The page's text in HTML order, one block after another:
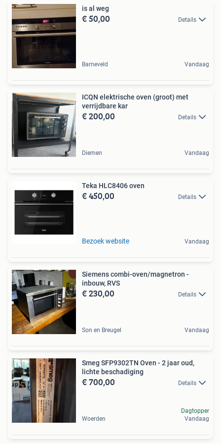
is al weg
€ 50,00 Details
Barneveld Vandaag
ICQN elektrische oven (groot) met
verrijdbare kar
€ 200,00 Details
Diemen Vandaag
Teka HLC8406 oven
€ 450,00 Details
Bezoek website Vandaag
Siemens combi-oven/magnetron -
inbouw, RVS
€ 230,00 Details
Son en Breugel Vandaag
Smeg SFP9302TN Oven - 2 jaar oud,
lichte beschadiging
€ 700,00 Details
Woerden
Dagtopper
Vandaag